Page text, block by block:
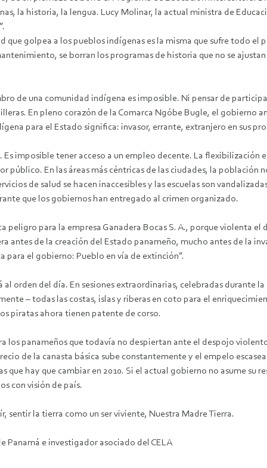
la historia, la lengua. Lucy Molinar, la actual ministra de
que golpea a los pueblos indígenas es la misma que sufre todo
se borran los programas de historia que no se
de una comunidad indígena es imposible. Ni pensar de
En pleno corazón de la Comarca Ngóbe Bugle, el gobierno
para el Estado significa: invasor, errante, extranjero en sus
imposible tener acceso a un empleo decente. La flexibilización
público. En las áreas más céntricas de las ciudades, la
de salud se hacen inaccesibles y las escuelas son
que los gobiernos han entregado al crimen organizado.
peligro para la empresa Ganadera Bocas S. A., porque violenta
antes de la creación del Estado panameño, mucho antes de la
para el gobierno: Pueblo en vía de extinción”.
orden del día. En sesiones extraordinarias, celebradas durante
– todas las costas, islas y riberas en coto para el
piratas ahora tienen patente de corso.
los panameños que todavía no despiertan ante el despojo
de la canasta básica sube constantemente y el empelo
que hay que cambiar en 2010. Si el actual gobierno no asume su
con visión de país.
sentir la tierra como un ser viviente, Nuestra Madre Tierra.
Panamá e investigador asociado del CELA